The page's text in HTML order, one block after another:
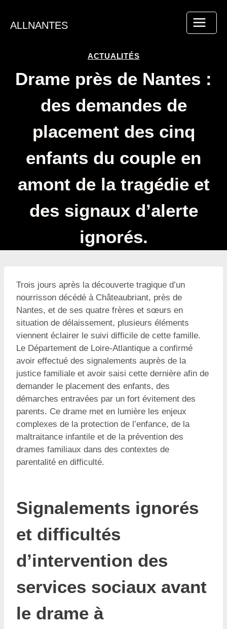
contenu
ALLNANTES
ACTUALITÉS
Drame près de Nantes :
des demandes de
placement des cinq
enfants du couple en
amont de la tragédie et
des signaux d’alerte
ignorés.
Trois jours après la découverte tragique d’un
nourrisson décédé à Châteaubriant, près de
Nantes, et de ses quatre frères et sœurs en
situation de délaissement, plusieurs éléments
viennent éclairer le suivi difficile de cette famille.
Le Département de Loire-Atlantique a confirmé
avoir effectué des signalements auprès de la
justice familiale et avoir saisi cette dernière afin de
demander le placement des enfants, des
démarches entravées par un fort évitement des
parents. Ce drame met en lumière les enjeux
complexes de la protection de l’enfance, de la
maltraitance infantile et de la prévention des
drames familiaux dans des contextes de
parentalité en difficulté.
Signalements ignorés
et difficultés
d’intervention des
services sociaux avant
le drame à